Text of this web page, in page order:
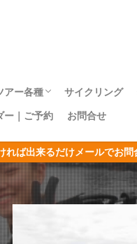
アー各種
ッキングツアー
ッキングツアー
の森トレッキングツアー
定オリジナルジオツアー
サイクリング
ー｜ご予約 お問合せ
来るだけメールでお問合
ウメボシイソギンチャク
オジサン
オリジナルジオツアー
ガクアジサイ
ガゼエビ